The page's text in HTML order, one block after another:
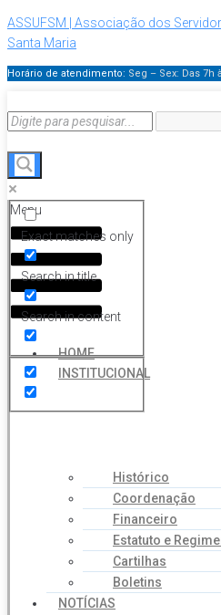
ASSUFSM | Associação dos
Santa Maria
Horário de atendimento: Seg – Sex: Das
Exact matches only
Search in title
Search in content
Menu
HOME
INSTITUCIONAL
Histórico
Coordenação
Financeiro
Estatuto e
Cartilhas
Boletins
NOTÍCIAS